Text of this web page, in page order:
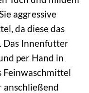
aggressive
da diese das
Das Innenfutter
per Hand in
Feinwaschmittel
anschließend